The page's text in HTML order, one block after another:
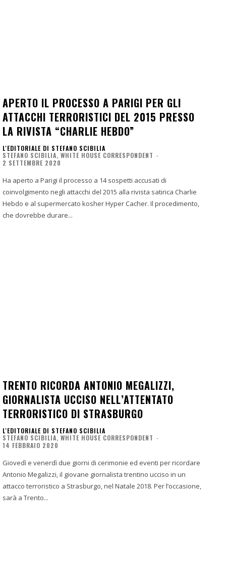
APERTO IL PROCESSO A PARIGI PER GLI
ATTACCHI TERRORISTICI DEL 2015 PRESSO
LA RIVISTA “CHARLIE HEBDO”
L'EDITORIALE DI STEFANO SCIBILIA
STEFANO SCIBILIA, WHITE HOUSE CORRESPONDENT -
2 SETTEMBRE 2020
Ha aperto a Parigi il processo a 14 sospetti accusati di
coinvolgimento negli attacchi del 2015 alla rivista satirica Charlie
Hebdo e al supermercato kosher Hyper Cacher. Il procedimento,
che dovrebbe durare...
TRENTO RICORDA ANTONIO MEGALIZZI,
GIORNALISTA UCCISO NELL’ATTENTATO
TERRORISTICO DI STRASBURGO
L'EDITORIALE DI STEFANO SCIBILIA
STEFANO SCIBILIA, WHITE HOUSE CORRESPONDENT -
14 FEBBRAIO 2020
Giovedì e venerdì due giorni di cerimonie ed eventi per ricordare
Antonio Megalizzi, il giovane giornalista trentino ucciso in un
attacco terroristico a Strasburgo, nel Natale 2018. Per l’occasione,
sarà a Trento...